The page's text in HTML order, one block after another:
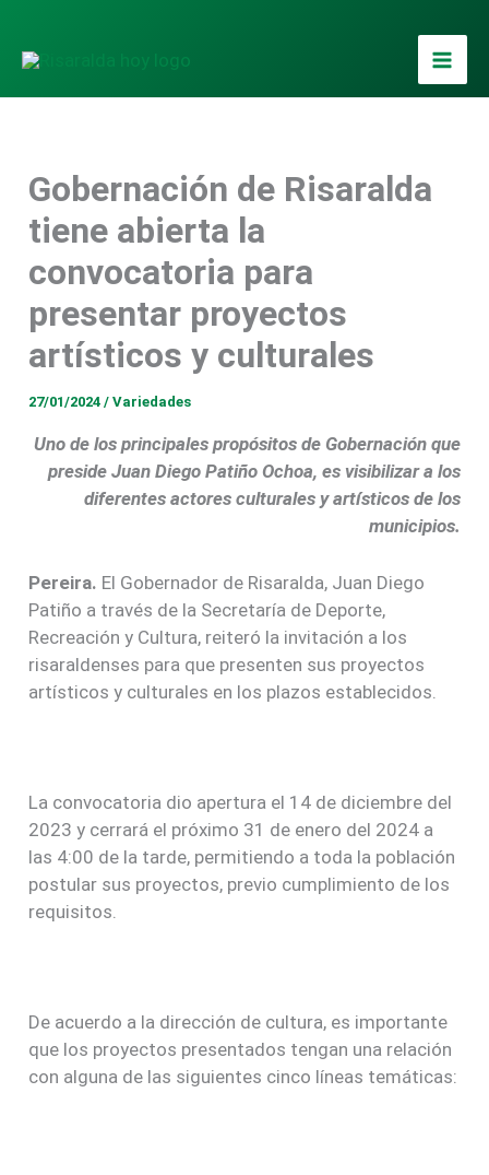
contenido
Gobernación de Risaralda
tiene abierta la
convocatoria para
presentar proyectos
artísticos y culturales
27/01/2024/Variedades
Uno de los principales propósitos de Gobernación que
preside Juan Diego Patiño Ochoa, es visibilizar a los
diferentes actores culturales y artísticos de los
municipios.
Pereira. El Gobernador de Risaralda, Juan Diego
Patiño a través de la Secretaría de Deporte,
Recreación y Cultura, reiteró la invitación a los
risaraldenses para que presenten sus proyectos
artísticos y culturales en los plazos establecidos.
La convocatoria dio apertura el 14 de diciembre del
2023 y cerrará el próximo 31 de enero del 2024 a
las 4:00 de la tarde, permitiendo a toda la población
postular sus proyectos, previo cumplimiento de los
requisitos.
De acuerdo a la dirección de cultura, es importante
que los proyectos presentados tengan una relación
con alguna de las siguientes cinco líneas temáticas: